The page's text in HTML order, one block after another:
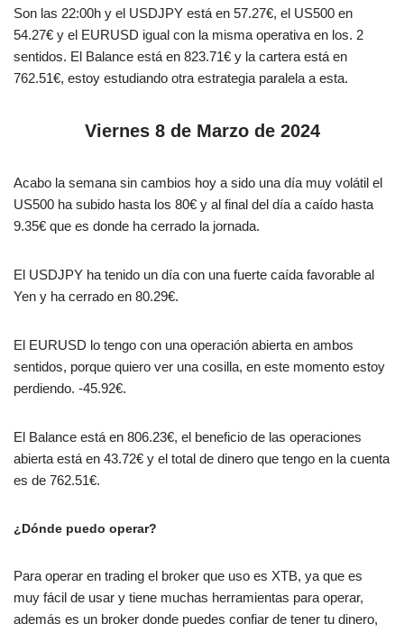
Son las 22:00h y el USDJPY está en 57.27€, el US500 en
54.27€ y el EURUSD igual con la misma operativa en los. 2
sentidos. El Balance está en 823.71€ y la cartera está en
762.51€, estoy estudiando otra estrategia paralela a esta.
Viernes 8 de Marzo de 2024
Acabo la semana sin cambios hoy a sido una día muy volátil el
US500 ha subido hasta los 80€ y al final del día a caído hasta
9.35€ que es donde ha cerrado la jornada.
El USDJPY ha tenido un día con una fuerte caída favorable al
Yen y ha cerrado en 80.29€.
El EURUSD lo tengo con una operación abierta en ambos
sentidos, porque quiero ver una cosilla, en este momento estoy
perdiendo. -45.92€.
El Balance está en 806.23€, el beneficio de las operaciones
abierta está en 43.72€ y el total de dinero que tengo en la cuenta
es de 762.51€.
¿Dónde puedo operar?
Para operar en trading el broker que uso es XTB, ya que es
muy fácil de usar y tiene muchas herramientas para operar,
además es un broker donde puedes confiar de tener tu dinero,